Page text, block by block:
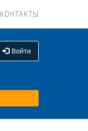
КОНТАКТЫ
Войти